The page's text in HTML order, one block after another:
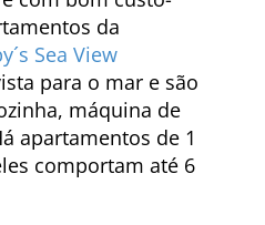
da
Sea View
para o mar e são
máquina de
apartamentos de 1
comportam até 6